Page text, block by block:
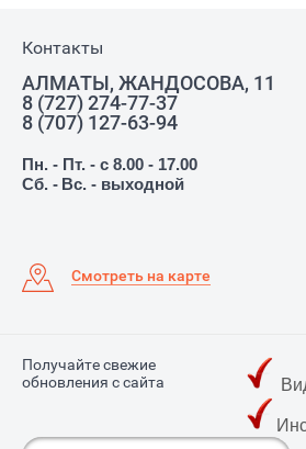
Контакты
АЛМАТЫ, ЖАНДОСОВА, 11
8 (727) 274-77-37
8 (707) 127-63-94
Пн. - Пт. - с 8.00 - 17.00
Сб. - Вс. - выходной
Смотреть на карте
Получайте свежие
обновления с сайта